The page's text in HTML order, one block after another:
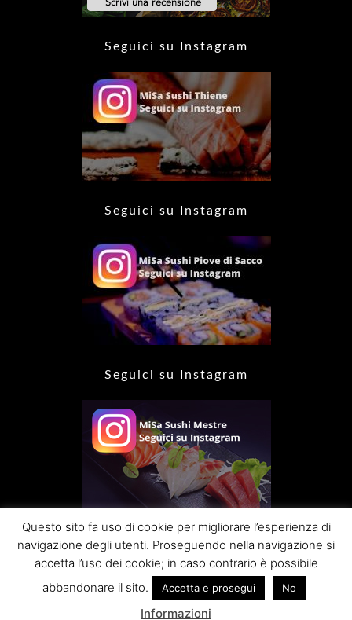
Seguici su Instagram
Seguici su Instagram
Seguici su Instagram
Ristorante Mi Sa Sushi -P.IVA 10535120967- Italia© 2024 Main Tank
SRL.
Questo sito fa uso di cookie per migliorare l’esperienza di
navigazione degli utenti. Proseguendo nella navigazione si
accetta l’uso dei cookie; in caso contrario è possibile
abbandonare il sito.
Accetta e prosegui No
Informazioni